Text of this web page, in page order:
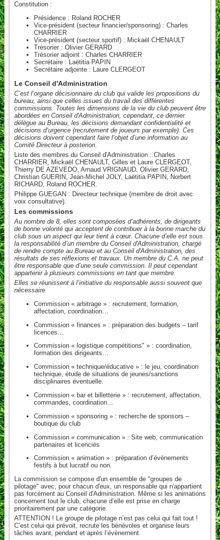
Constitution :
Présidence : Roland ROCHER
Vice-président (secteur financier/sponsoring) : Charles
CHARRIER
Vice-président (secteur sportif) : Mickaël CHENAULT
Trésorier : Olivier GERARD
Trésorier adjoint : Charles CHARRIER
Secrétaire : Laëtitia PAPIN
Secrétaire adjointe : Laure CLERGEOT
Le Conseil d'Administration
C’est l’organe décisionnaire du club qui valide les propositions du
bureau, ainsi que celles issues du travail des différentes
commissions. Toutes les dimensions de la vie du club peuvent être
abordées en Conseil d'Administration, cependant, ce dernier
délègue au Bureau, les décisions demandant confidentialité et
décisions d’urgence (recrutement de joueurs par exemple). Ces
décisions doivent cependant faire l’objet d’une information au
Comité Directeur à posteriori.
Liste des membres du Conseil d'Administration : Charles
CHARRIER, Mickaël CHENAULT, Gilles et Laure CLERGEOT,
Thierry DE AZEVEDO, Arnaud VRIGNAUD, Olivier GERARD,
Christian GUERIN, Jean-Michel JOLY, Laëtitia PAPIN, Norbert
RICHARD, Roland ROCHER.
Philippe GUEGAN : Directeur technique (membre de droit avec
voix consultative).
Les commissions
Au nombre de 8, elles sont composées d’adhérents, de dirigeants
de bonne volonté qui acceptent de contribuer à la bonne marche du
club sous un aspect qui leur tient à cœur. Chacune d’elle est sous
la responsabilité d’un membre du Conseil d'Administration, chargé
de rendre compte au Bureau et au Conseil d'Administration, des
résultats de ses réflexions et travaux. Un membre du C.A. ne peut
être responsable que d’une seule commission. Il peut cependant
appartenir à plusieurs commissions en tant que membre.
Elles se réunissent à l’initiative du responsable aussi souvent que
nécessaire.
Commission « arbitrage » : recrutement, formation,
affectation, coordination…
Commission « finances » : préparation des budgets – tarif
licences…
Commission « logistique compétitions" » : coordination,
formation des dirigeants…
Commission « technique/éducative » : le jeu, coordination
technique, étude de situations de jeunes/sanctions
disciplinaires éventuelle.
Commission « bar et billetterie » : recrutement, affectation,
commandes, coordination…
Commission « sponsoring » : recherche de sponsors –
boutique du club
Commission « communication » : Site web, communication
partenaires et licenciés
Commission « animation » : préparation d’évènements
festifs à but lucratif ou non.
La commission se compose d'un ensemble de "groupes de
pilotage" avec, pour chacun d'eux, un responsable qui n'appartient
pas forcément au Conseil d'Administration. Même si les animations
concernent tout le club, chacune d’elle est prise en charge
prioritairement par une catégorie.
ATTENTION ! Le groupe de pilotage n’est pas celui qui fait tout !
C’est celui qui prévoit, recrute les bénévoles et organise leurs
tâches avant, pendant et après l’évènement.